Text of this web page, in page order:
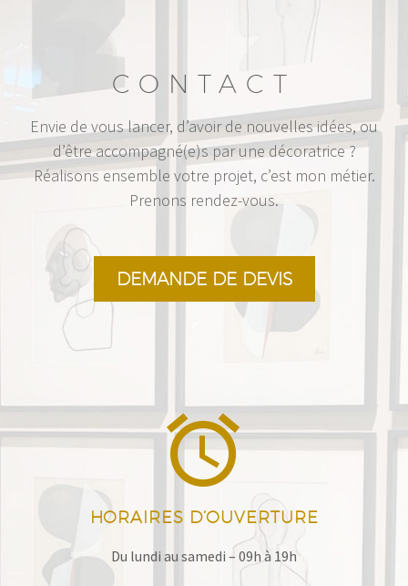
CONTACT
Envie de vous lancer, d’avoir de nouvelles idées, ou
d’être accompagné(e)s par une décoratrice ?
Réalisons ensemble votre projet, c’est mon métier.
Prenons rendez-vous.
DEMANDE DE DEVIS


HORAIRES D’OUVERTURE
Du lundi au samedi – 09h à 19h